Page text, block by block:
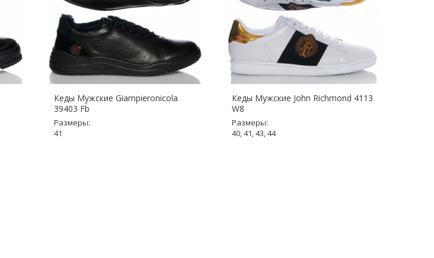
Кеды Мужские Giampieronicola
39403 Fb
Размеры:
41
Кеды Мужские John Richmond 4113
W8
Размеры:
40, 41, 43, 44